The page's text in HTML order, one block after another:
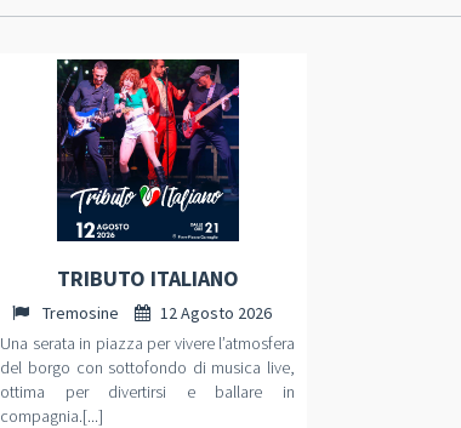
TRIBUTO ITALIANO
Tremosine
12 Agosto 2026
Una serata in piazza per vivere l’atmosfera
del borgo con sottofondo di musica live,
ottima per divertirsi e ballare in
compagnia.[...]